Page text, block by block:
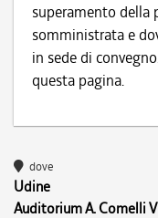
superamento della
somministrata e
in sede di
questa pagina.
dove
Udine
Auditorium A. Comelli